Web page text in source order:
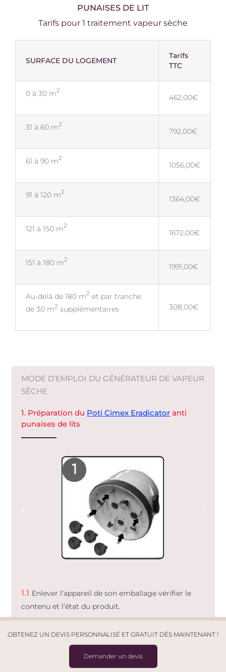
PUNAISES DE LIT
Tarifs pour 1 traitement vapeur sèche
SURFACE DU LOGEMENT
Tarifs
TTC
0 à 30 m2
462,00€
31 à 60 m2
792,00€
61 à 90 m2
1056,00€
91 à 120 m2
1364,00€
121 à 150 m2
1672,00€
151 à 180 m2
1991,00€
Au-delà de 180 m2 et par tranche
de 30 m2 supplémentaires 308,00€
MODE D’EMPLOI DU GÉNÉRATEUR DE VAPEUR
SÈCHE
1. Préparation du Poti Cimex Eradicator anti
punaises de lits
1.1 Enlever l’appareil de son emballage vérifier le
contenu et l’état du produit.
Monter les roues pivotantes situées au bas de
l’appareil en exerçant une pression(1).
Dévisser le bouchon de sécurité(2)et remplir la
OBTENEZ UN DEVIS PERSONNALISÉ ET GRATUIT DÈS MAINTENANT !
Demander un devis